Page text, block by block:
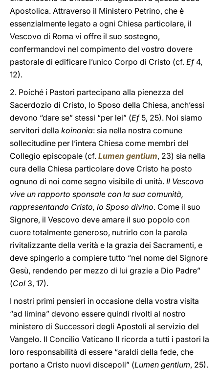
Apostolica. Attraverso il Ministero Petrino, che è
essenzialmente legato a ogni Chiesa particolare, il
Vescovo di Roma vi offre il suo sostegno,
confermandovi nel compimento del vostro dovere
pastorale di edificare l’unico Corpo di Cristo (cf. Ef4,
12).
2. Poiché i Pastori partecipano alla pienezza del
Sacerdozio di Cristo, lo Sposo della Chiesa, anch’essi
devono “dare se” stessi “per lei” (Ef5, 25). Noi siamo
servitori della koinonia: sia nella nostra comune
sollecitudine per l’intera Chiesa come membri del
Collegio episcopale (cf. Lumen gentium, 23) sia nella
cura della Chiesa particolare dove Cristo ha posto
ognuno di noi come segno visibile di unità. Il Vescovo
vive un rapporto sponsale con la sua comunità,
rappresentando Cristo, lo Sposo divino. Come il suo
Signore, il Vescovo deve amare il suo popolo con
cuore totalmente generoso, nutrirlo con la parola
rivitalizzante della verità e la grazia dei Sacramenti, e
deve spingerlo a compiere tutto “nel nome del Signore
Gesù, rendendo per mezzo di lui grazie a Dio Padre”
(Col 3, 17).
I nostri primi pensieri in occasione della vostra visita
“ad limina” devono essere quindi rivolti al nostro
ministero di Successori degli Apostoli al servizio del
Vangelo. Il Concilio Vaticano II ricorda a tutti i pastori la
loro responsabilità di essere “araldi della fede, che
portano a Cristo nuovi discepoli” (Lumen gentium, 25).